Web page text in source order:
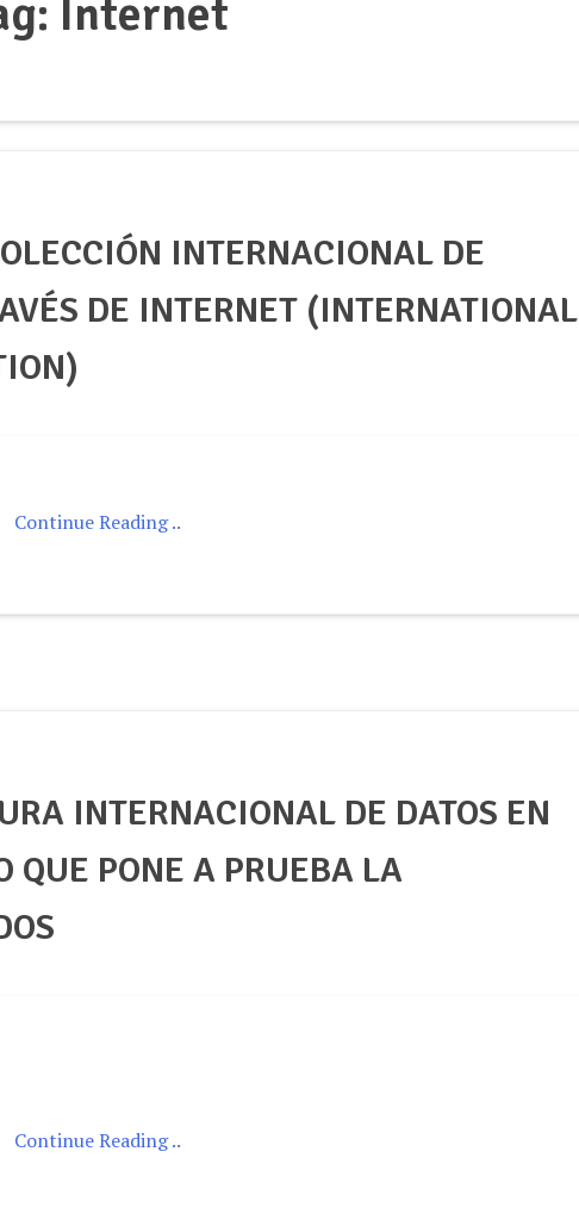
Internet
INTERNACIONAL DE
DE INTERNET (INTERNATIONAL
Continue Reading ..
INTERNACIONAL DE DATOS EN
QUE PONE A PRUEBA LA
Continue Reading ..